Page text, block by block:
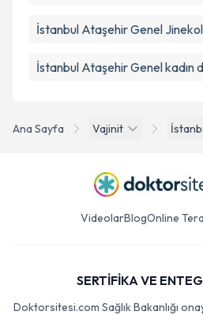
Ana Sayfa Vajinit
İstanbul Ataşehir Genel
İstanbul Ataşehir Genel kadın
VideolarBlogOnline
SERTİFİKA VE
Doktorsitesi.com Sağlık Bakanlığı